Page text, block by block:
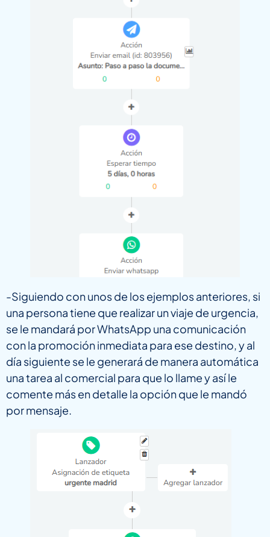
-Siguiendo con unos de los ejemplos anteriores, si
una persona tiene que realizar un viaje de urgencia,
se le mandará por WhatsApp una comunicación
con la promoción inmediata para ese destino, y al
día siguiente se le generará de manera automática
una tarea al comercial para que lo llame y así le
comente más en detalle la opción que le mandó
por mensaje.